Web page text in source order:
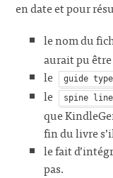
en date et pour
le nom du
aurait pu
le
guide
le
spine
que
fin du livre
le fait
pas.